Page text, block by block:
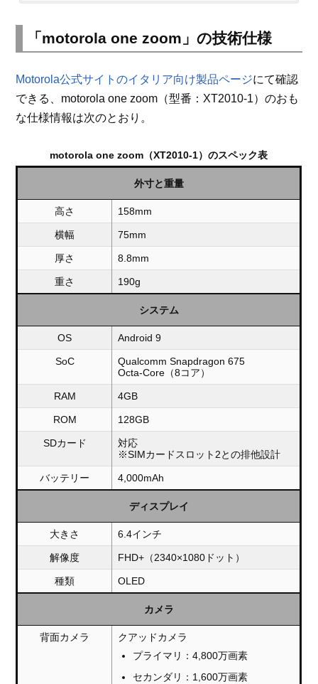
「motorola one zoom」の技術仕様
Motorola公式サイトのイタリア向け製品ページにて確認
できる、motorola one zoom（型番：XT2010-1）のおも
な仕様情報は次のとおり。
motorola one zoom（XT2010-1）のスペック表
外寸と重量
高さ 158mm
横幅 75mm
厚さ 8.8mm
重さ 190g
システム
OS Android 9
SoC
Qualcomm Snapdragon 675
Octa-Core（8コア）
RAM 4GB
ROM 128GB
SDカード
対応
※SIMカードスロット2との排他設計
バッテリー 4,000mAh
ディスプレイ
大きさ 6.4インチ
解像度 FHD+（2340×1080ドット）
種類 OLED
カメラ
背面カメラ
クアッドカメラ
プライマリ：4,800万画素
セカンダリ：1,600万画素